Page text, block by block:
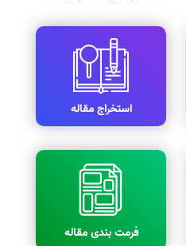
استخراج مقاله
فرمت بندی مقاله